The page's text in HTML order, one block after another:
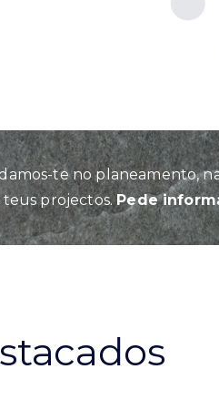
te no planeamento,
teus projectos.Pede